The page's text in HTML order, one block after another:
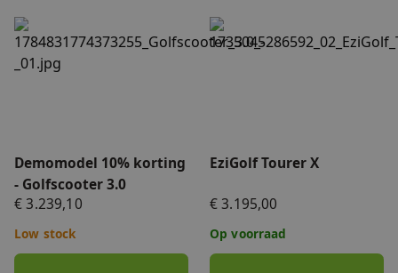
Demomodel 10% korting
- Golfscooter 3.0
€ 3.239,10
Low stock
Demomodel 10% korting - Golfscooter 3.0
EziGolf Tourer X
€ 3.195,00
Op voorraad
EziGolf Tourer X